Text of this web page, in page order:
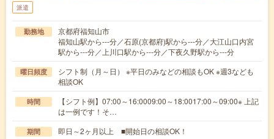
派遣
勤務地
京都府福知山市
福知山駅から---分／石原(京都府)駅から---分／大江山口内宮
駅から---分／上川口駅から---分／下夜久野駅から---分
曜日頻度
シフト制（月～日） ※平日のみなどの相談もOK ※週3なども
相談OK
時間
【シフト例】07:00～16:0009:00～18:0017:00～09:00※ 上記
は一例です！そ…
期間 即日～2ヶ月以上 ■開始日の相談OK！